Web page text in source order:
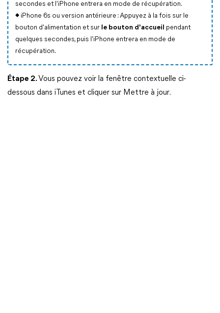
secondes et l'iPhone entrera en mode de récupération.
◆ iPhone 6s ou version antérieure : Appuyez à la fois sur le
bouton d'alimentation et sur le bouton d'accueil pendant
quelques secondes, puis l'iPhone entrera en mode de
récupération.
Étape 2. Vous pouvez voir la fenêtre contextuelle ci-
dessous dans iTunes et cliquer sur Mettre à jour.